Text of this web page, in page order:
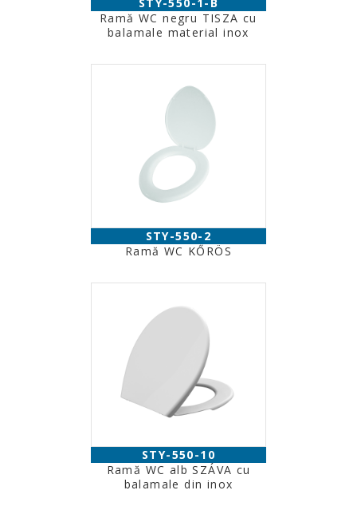
Ramă WC negru TISZA cu
balamale material inox
STY-550-2
Ramă WC KŐRÖS
STY-550-10
Ramă WC alb SZÁVA cu
balamale din inox